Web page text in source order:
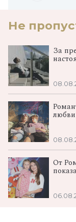
Не
За
любви
От